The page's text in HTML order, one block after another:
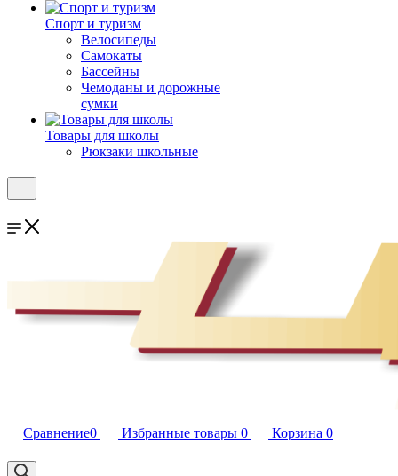
Спорт и туризм
Велосипеды
Самокаты
Бассейны
Чемоданы и дорожные
сумки
Товары для школы
Рюкзаки школьные
Сравнение0 Избранные товары 0 Корзина 0